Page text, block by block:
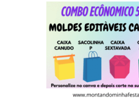
O
preço
original
era:
R$ 25,00.
O
preço
atual
é:
R$